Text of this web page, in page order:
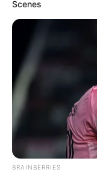
Scenes
BRAINBERRIES